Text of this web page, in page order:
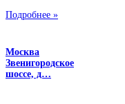
Подробнее »
Москва
Звенигородское
шоссе, д…